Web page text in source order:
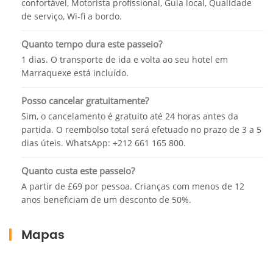
confortável, Motorista profissional, Guia local, Qualidade
de serviço, Wi-fi a bordo.
Quanto tempo dura este passeio?
1 dias. O transporte de ida e volta ao seu hotel em
Marraquexe está incluído.
Posso cancelar gratuitamente?
Sim, o cancelamento é gratuito até 24 horas antes da
partida. O reembolso total será efetuado no prazo de 3 a 5
dias úteis. WhatsApp: +212 661 165 800.
Quanto custa este passeio?
A partir de £69 por pessoa. Crianças com menos de 12
anos beneficiam de um desconto de 50%.
Mapas